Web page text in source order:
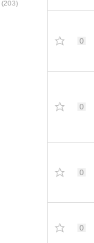
(203)
0
0
0
0